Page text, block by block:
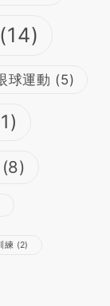
(14)
球運動 (5)
(8)
練 (2)